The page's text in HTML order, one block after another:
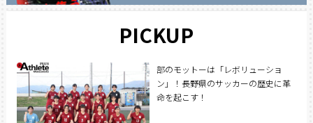
PICKUP
部のモットーは「レボリューショ
ン」！長野県のサッカーの歴史に革
命を起こす！